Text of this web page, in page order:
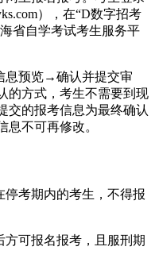
），在“D数字招考
省自学考试考生服务平
息预览→确认并提交审
的方式，考生不需要到现
交的报考信息为最终确认
不可再修改。
停考期内的考生，不得报
方可报名报考，且服刑期